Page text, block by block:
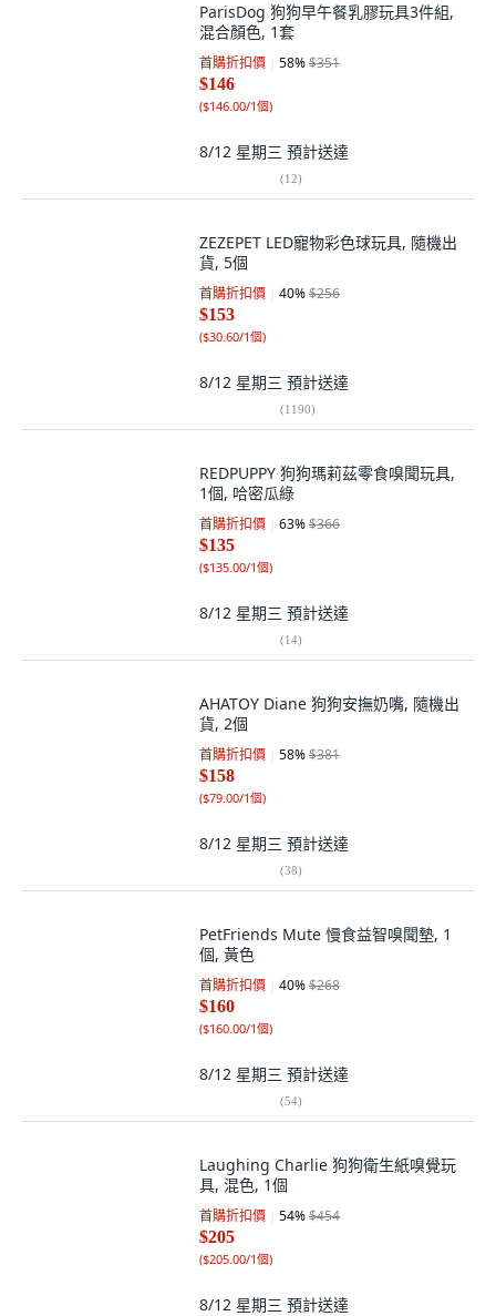
ParisDog 狗狗早午餐乳膠玩具3件組,
混合顏色, 1套
首購折扣價 58%$351
$146
($146.00/1個)
8/12 星期三 預計送達
(12)
ZEZEPET LED寵物彩色球玩具, 隨機出
貨, 5個
首購折扣價 40%$256
$153
($30.60/1個)
8/12 星期三 預計送達
(1190)
REDPUPPY 狗狗瑪莉茲零食嗅聞玩具,
1個, 哈密瓜綠
首購折扣價 63%$366
$135
($135.00/1個)
8/12 星期三 預計送達
(14)
AHATOY Diane 狗狗安撫奶嘴, 隨機出
貨, 2個
首購折扣價 58%$381
$158
($79.00/1個)
8/12 星期三 預計送達
(38)
PetFriends Mute 慢食益智嗅聞墊, 1
個, 黃色
首購折扣價 40%$268
$160
($160.00/1個)
8/12 星期三 預計送達
(54)
Laughing Charlie 狗狗衛生紙嗅覺玩
具, 混色, 1個
首購折扣價 54%$454
$205
($205.00/1個)
8/12 星期三 預計送達